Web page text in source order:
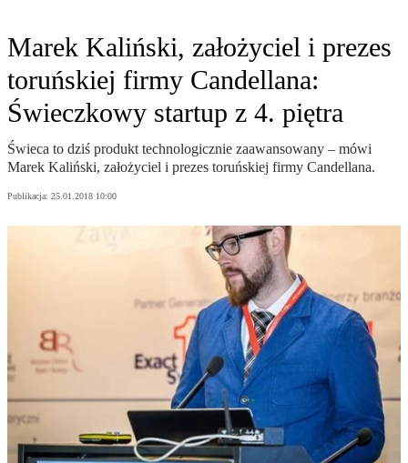
Marek Kaliński, założyciel i prezes
toruńskiej firmy Candellana:
Świeczkowy startup z 4. piętra
Świeca to dziś produkt technologicznie zaawansowany – mówi
Marek Kaliński, założyciel i prezes toruńskiej firmy Candellana.
Publikacja: 25.01.2018 10:00